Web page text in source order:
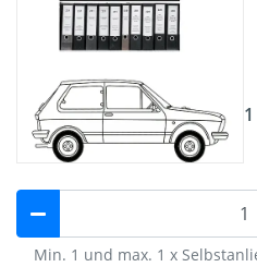
Min. 1 und max. 1 x